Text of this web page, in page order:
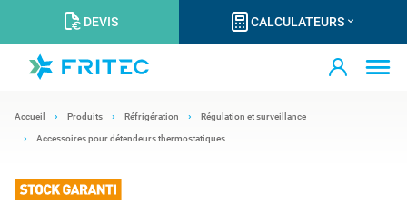
DEVIS CALCULATEURS
Accueil Produits Réfrigération Régulation et surveillance
Accessoires pour détendeurs thermostatiques